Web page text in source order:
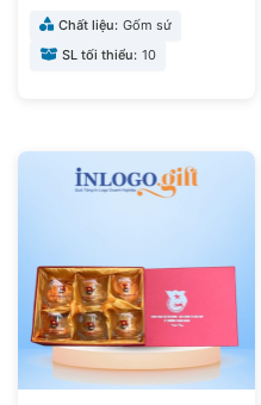
Chất liệu: Gốm sứ
SL tối thiểu: 10